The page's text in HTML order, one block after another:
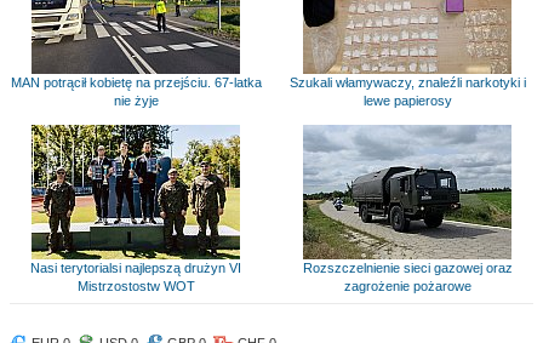
MAN potrącił kobietę na przejściu. 67-latka
nie żyje
Szukali włamywaczy, znaleźli narkotyki i
lewe papierosy
Nasi terytorialsi najlepszą drużyn VI
Mistrzostostw WOT
Rozszczelnienie sieci gazowej oraz
zagrożenie pożarowe